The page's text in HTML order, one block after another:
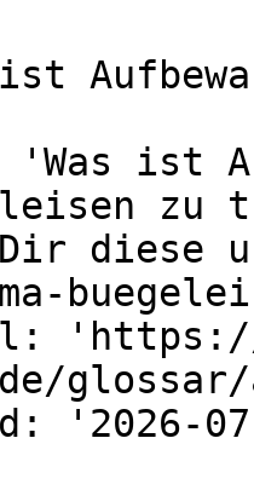
ist
zu
diese
'https://
glossar/
'2026-